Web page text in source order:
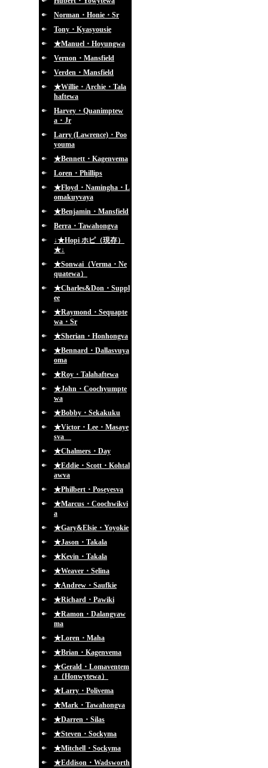
Norman・Honie・Sr
Tony・Kyasyousie
★Manuel・Hoyungwa
Vernon・Mansfield
Verden・Mansfield
★Willie・Archie・Tala
haftewa
Harvey・Quanimptew
a・Jr
Larry (Lawrence)・Poo
youma
★Bennett・Kagenvema
Loren・Phillips
★Floyd・Namingha・L
omakuyvaya
★Benjamin・Mansfield
Berra・Tawahongva
↓★Hopi ホピ（現存）
★↓
★Sonwai（Verma・Ne
quatewa）
★Charles&Don・Suppl
ee
★Raymond・Sequapte
wa・Sr
★Sherian・Honhongva
★Bennard・Dallasvuya
oma
★Roy・Talahaftewa
★John・Coochyumpte
wa
★Bobby・Sekakuku
★Victor・Lee・Masaye
sva
★Chalmers・Day
★Eddie・Scott・Kohtal
awva
★Philbert・Poseyesva
★Marcus・Coochwikvi
a
★Gary&Elsie・Yoyokie
★Jason・Takala
★Kevin・Takala
★Weaver・Selina
★Andrew・Saufkie
★Richard・Pawiki
★Ramon・Dalangyaw
ma
★Loren・Maha
★Brian・Kagenvema
★Gerald・Lomaventem
a（Honwytewa）
★Larry・Polivema
★Mark・Tawahongva
★Darren・Silas
★Steven・Sockyma
★Mitchell・Sockyma
★Eddison・Wadsworth